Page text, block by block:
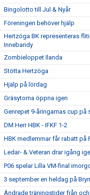
Bingolotto till Jul & Nyår
Föreningen behöver hjälp
Hertzöga BK representeras
Innebandy
Zombieloppet Ilanda
Stötta Hertzöga
Hjälp på lördag
Gräsytorna öppna igen
Genrepet 9-åringarnas cup på
DM Herr HBK - IFKF 1-2
HBK medlemmar får rabatt på
Ledar- & Veteran drar igång
P06 spelar Lilla VM-final
3 september en heldag på
Ändrade träningstider från